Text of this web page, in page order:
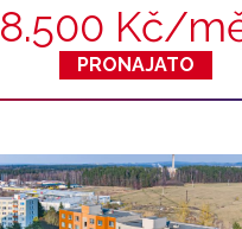
8.500 Kč/
PRONAJATO